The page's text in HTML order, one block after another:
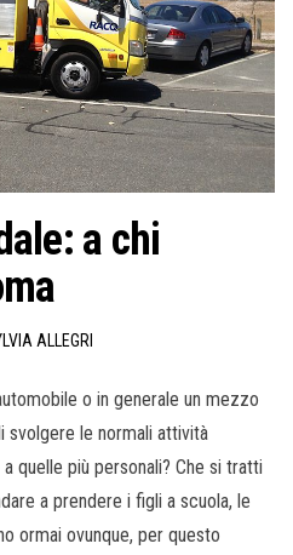
n
e
a chi
ALLEGRI
o in generale un mezzo
le normali attività
quelle più personali? Che si tratti
a prendere i figli a scuola, le
ormai ovunque, per questo